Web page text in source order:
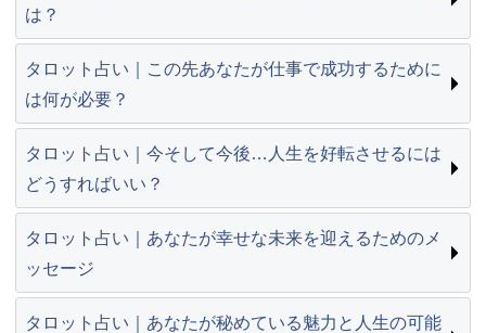
は？
タロット占い｜この先あなたが仕事で成功するために
は何が必要？
タロット占い｜今そして今後…人生を好転させるには
どうすればいい？
タロット占い｜あなたが幸せな未来を迎えるためのメ
ッセージ
タロット占い｜あなたが秘めている魅力と人生の可能